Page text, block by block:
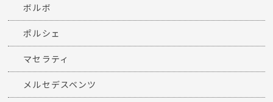
ボルボ
ポルシェ
マセラティ
メルセデスベンツ